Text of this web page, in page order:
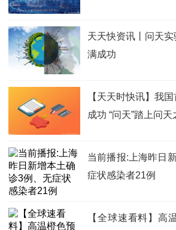
天天快资讯丨问天
满成功
【天天时快讯】我
成功 “问天”踏上问天
当前播报:上海昨日
症状感染者21例
【全球速看料】高